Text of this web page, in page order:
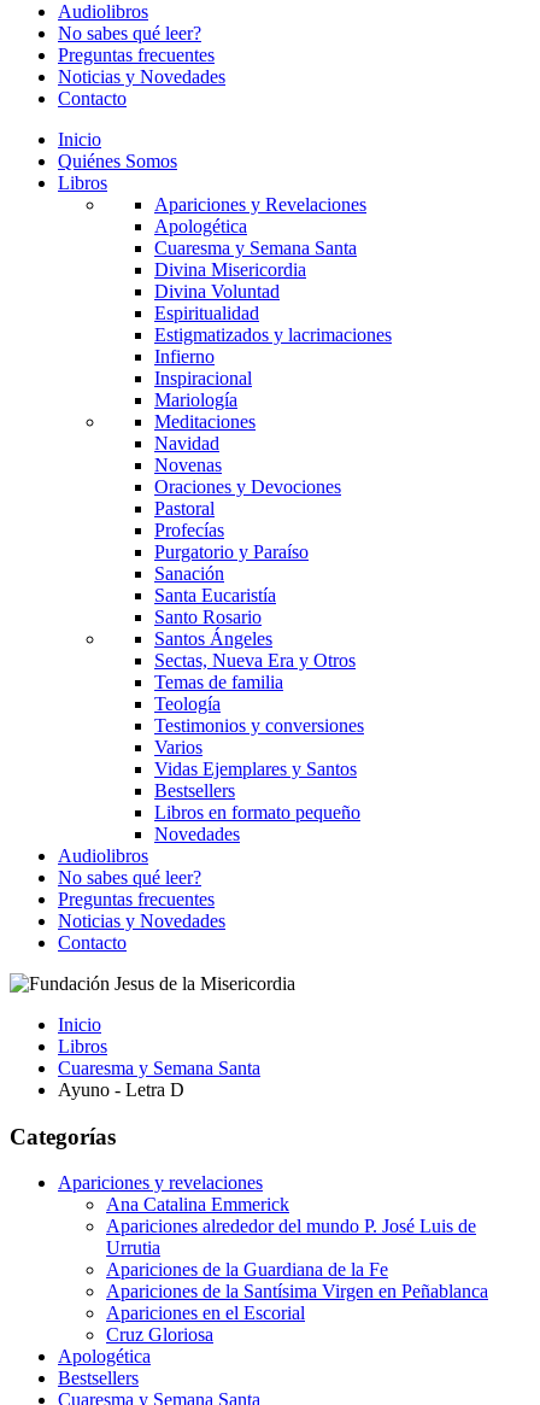
Audiolibros
No sabes qué leer?
Preguntas frecuentes
Noticias y Novedades
Contacto
Inicio
Quiénes Somos
Libros
Apariciones y Revelaciones
Apologética
Cuaresma y Semana Santa
Divina Misericordia
Divina Voluntad
Espiritualidad
Estigmatizados y lacrimaciones
Infierno
Inspiracional
Mariología
Meditaciones
Navidad
Novenas
Oraciones y Devociones
Pastoral
Profecías
Purgatorio y Paraíso
Sanación
Santa Eucaristía
Santo Rosario
Santos Ángeles
Sectas, Nueva Era y Otros
Temas de familia
Teología
Testimonios y conversiones
Varios
Vidas Ejemplares y Santos
Bestsellers
Libros en formato pequeño
Novedades
Audiolibros
No sabes qué leer?
Preguntas frecuentes
Noticias y Novedades
Contacto
Inicio
Libros
Cuaresma y Semana Santa
Ayuno - Letra D
Categorías
Apariciones y revelaciones
Ana Catalina Emmerick
Apariciones alrededor del mundo P. José Luis de
Urrutia
Apariciones de la Guardiana de la Fe
Apariciones de la Santísima Virgen en Peñablanca
Apariciones en el Escorial
Cruz Gloriosa
Apologética
Bestsellers
Cuaresma y Semana Santa